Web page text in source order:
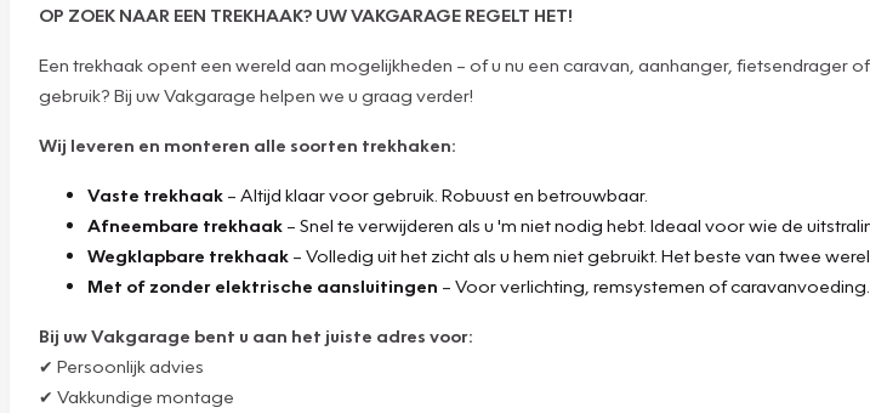
OP ZOEK NAAR EEN TREKHAAK? UW VAKGARAGE REGELT HET!
Een trekhaak opent een wereld aan mogelijkheden – of u nu een caravan, aanhanger, fietsendrager
gebruik? Bij uw Vakgarage helpen we u graag verder!
Wij leveren en monteren alle soorten trekhaken:
Vaste trekhaak – Altijd klaar voor gebruik. Robuust en betrouwbaar.
Afneembare trekhaak – Snel te verwijderen als u 'm niet nodig hebt. Ideaal voor wie de
Wegklapbare trekhaak – Volledig uit het zicht als u hem niet gebruikt. Het beste van twee
Met of zonder elektrische aansluitingen – Voor verlichting, remsystemen of caravanvoeding.
Bij uw Vakgarage bent u aan het juiste adres voor:
✔ Persoonlijk advies
✔ Vakkundige montage